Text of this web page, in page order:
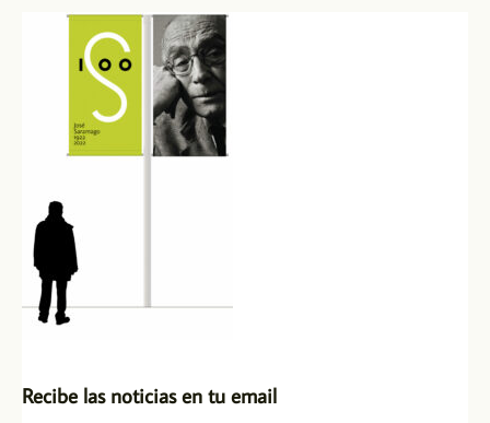
Lanzarote
Recibe las noticias en tu email